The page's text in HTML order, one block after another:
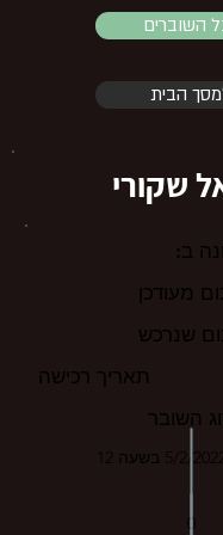
השוברים
הבית
שקורי
ב:
מעודכן
שנרכש
תאריך רכישה
השובר
0